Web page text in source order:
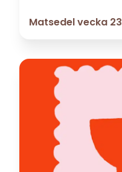
Matsedel vecka 23